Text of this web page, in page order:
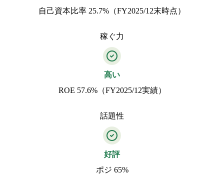
自己資本比率 25.7%（FY2025/12末時点）
稼ぐ力
高い
ROE 57.6%（FY2025/12実績）
話題性
好評
ポジ 65%